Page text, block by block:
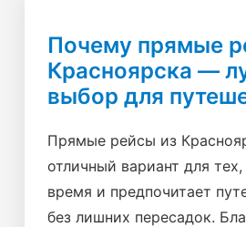
Почему прямые
Красноярска —
выбор для
Прямые рейсы из
отличный вариант для
время и предпочитает
без лишних пересадок.